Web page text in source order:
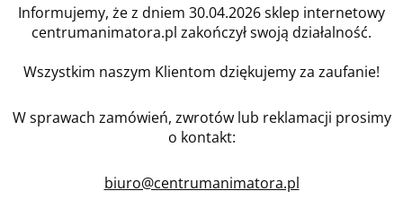
Informujemy, że z dniem 30.04.2026 sklep internetowy
centrumanimatora.pl zakończył swoją działalność.
Wszystkim naszym Klientom dziękujemy za zaufanie!
W sprawach zamówień, zwrotów lub reklamacji prosimy
o kontakt:
biuro@centrumanimatora.pl